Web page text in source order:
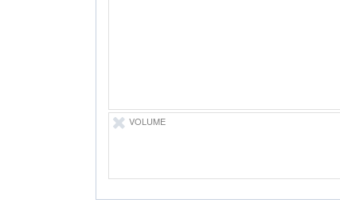
VOLUME